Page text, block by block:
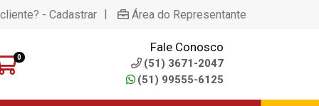
- Cadastrar | Área do Representante
0
Fale Conosco
(51) 3671-2047
(51) 99555-6125